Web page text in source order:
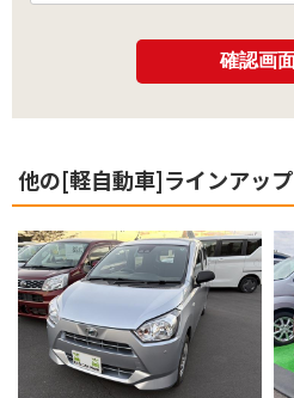
他の[軽自動車]ラインアップ